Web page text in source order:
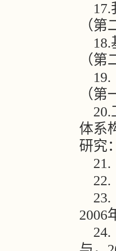
（第
（第
（第
20.
体系
研究
21 .
22.
23.
2006
24.